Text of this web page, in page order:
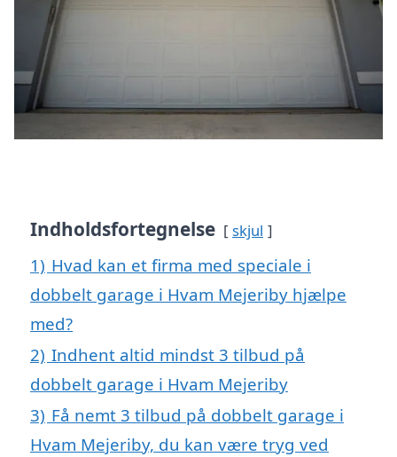
Indholdsfortegnelse skjul
1) Hvad kan et firma med speciale i
dobbelt garage i Hvam Mejeriby hjælpe
med?
2) Indhent altid mindst 3 tilbud på
dobbelt garage i Hvam Mejeriby
3) Få nemt 3 tilbud på dobbelt garage i
Hvam Mejeriby, du kan være tryg ved